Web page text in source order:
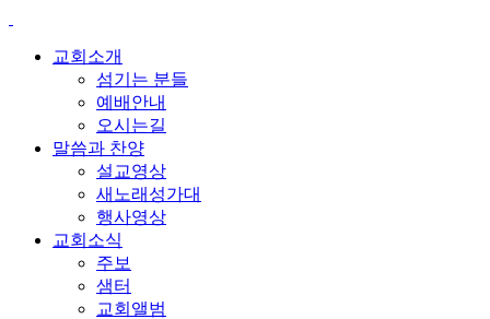
교회소개
섬기는 분들
예배안내
오시는길
말씀과 찬양
설교영상
새노래성가대
행사영상
교회소식
주보
샘터
교회앨범